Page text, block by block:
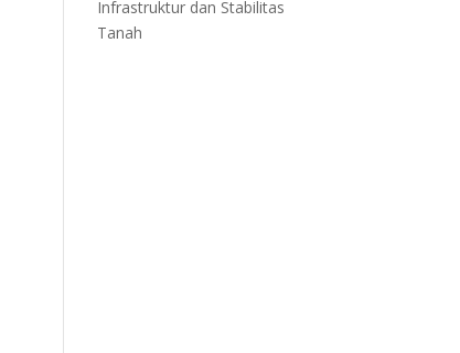
Infrastruktur dan Stabilitas
Tanah